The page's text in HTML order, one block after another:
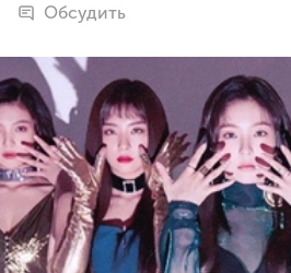
Обсудить